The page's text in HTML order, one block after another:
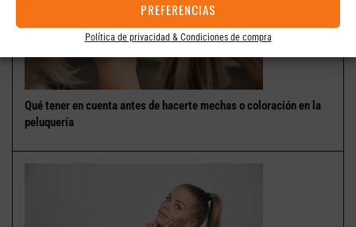
PREFERENCIAS
Política de privacidad & Condiciones de compra
Qué tener en cuenta antes de hacerte mechas o coloración en la
peluquería